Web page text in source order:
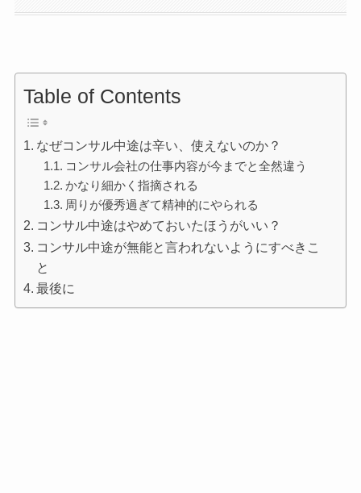
Table of Contents
なぜコンサル中途は辛い、使えないのか？
コンサル会社の仕事内容が今までと全然違う
かなり細かく指摘される
周りが優秀過ぎて精神的にやられる
コンサル中途はやめておいたほうがいい？
コンサル中途が無能と言われないようにすべきこ
と
最後に